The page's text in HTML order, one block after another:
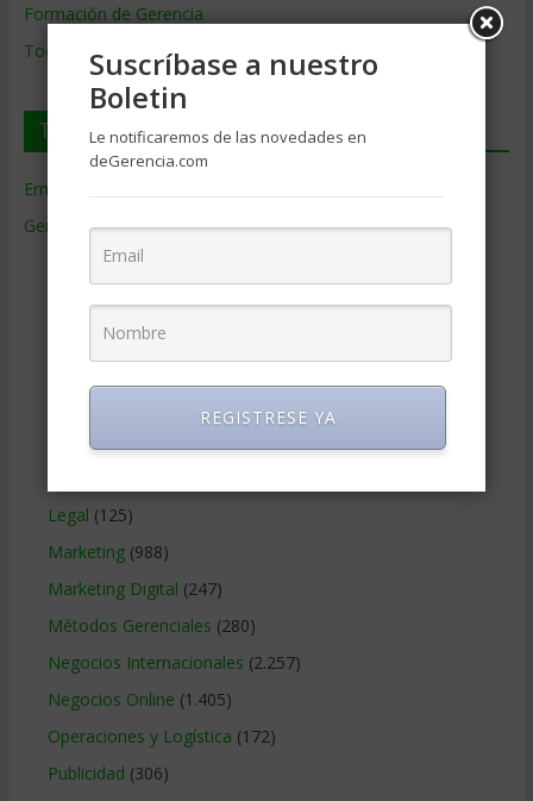
Formación de Gerencia
Todos los Temas
Temas de Gerencia
Empresas de Gerencia
Gerencia(9.477)
Ciencias Económicas
Educacion Gerencial
Estrategia Empresarial(304)
Gerencia social y ambiental
Legal (125)
Marketing(988)
Marketing Digital (247)
Métodos Gerenciales (280)
Negocios Internacionales (2.257)
Negocios Online (1.405)
Operaciones y Logística (172)
Publicidad (306)
Suscríbase a nuestro
Boletin
Le notificaremos de las novedades en
deGerencia.com
REGISTRESE YA